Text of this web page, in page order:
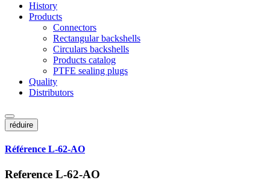
History
Products
Connectors
Rectangular backshells
Circulars backshells
Products catalog
PTFE sealing plugs
Quality
Distributors
réduire
Référence L-62-AO
Reference L-62-AO